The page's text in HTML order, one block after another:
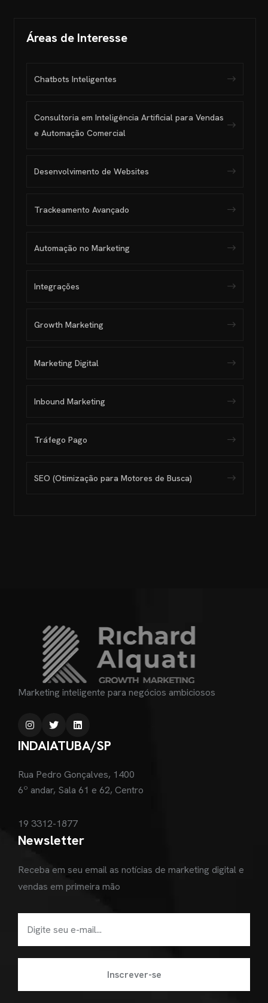
Áreas de Interesse
Chatbots Inteligentes
Consultoria em Inteligência Artificial para Vendas
e Automação Comercial
Desenvolvimento de Websites
Trackeamento Avançado
Automação no Marketing
Integrações
Growth Marketing
Marketing Digital
Inbound Marketing
Tráfego Pago
SEO (Otimização para Motores de Busca)
Marketing inteligente para negócios ambiciosos
INDAIATUBA/SP
Rua Pedro Gonçalves, 1400
6º andar, Sala 61 e 62, Centro
19 3312-1877
Newsletter
Receba em seu email as notícias de marketing digital e
vendas em primeira mão